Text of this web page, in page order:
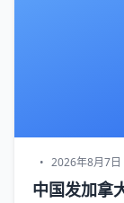
• 2026年8月7日
中国发加拿